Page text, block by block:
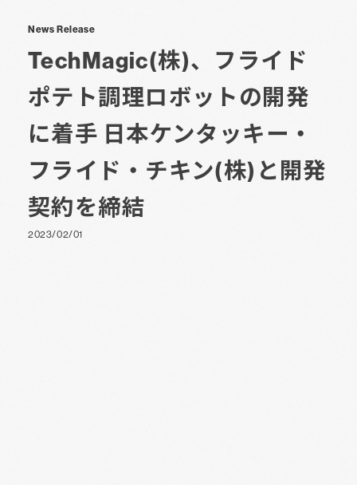
News Release
TechMagic(株)、フライド
ポテト調理ロボットの開発
に着手 日本ケンタッキー・
フライド・チキン(株)と開発
契約を締結
2023/02/01